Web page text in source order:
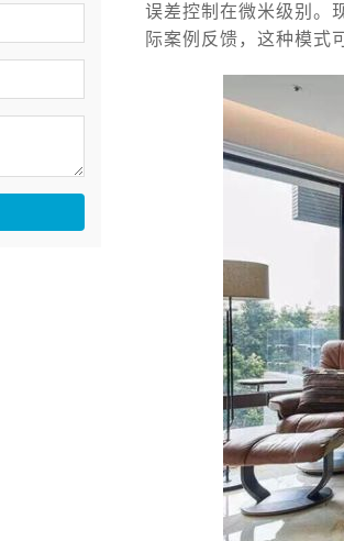
误差控制在微米级别。
际案例反馈，这种模式